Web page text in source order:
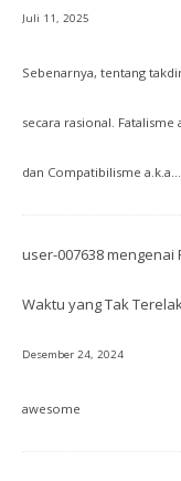
Juli 11, 2025
Sebenarnya, tentang
secara rasional. Fatalisme
dan Compatibilisme a.k.a…
user-007638mengenai
Waktu yang Tak
Desember 24, 2024
awesome